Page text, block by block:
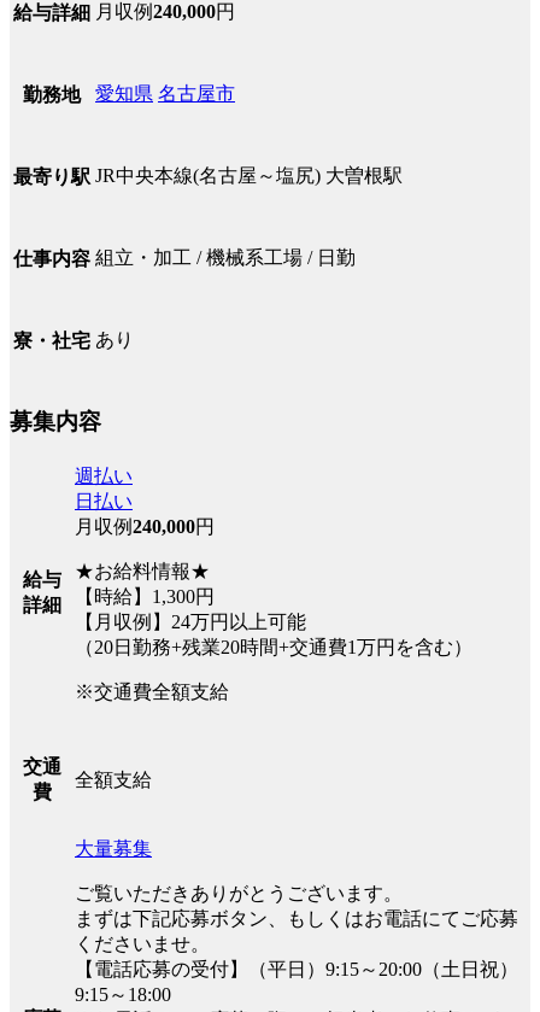
給与詳細 月収例240,000円
勤務地 愛知県 名古屋市
最寄り駅 JR中央本線(名古屋～塩尻) 大曽根駅
仕事内容 組立・加工 / 機械系工場 / 日勤
寮・社宅 あり
募集内容
給与
詳細
週払い
日払い
月収例240,000円
★お給料情報★
【時給】1,300円
【月収例】24万円以上可能
（20日勤務+残業20時間+交通費1万円を含む）
※交通費全額支給
交通
費
全額支給
大量募集
ご覧いただきありがとうございます。
まずは下記応募ボタン、もしくはお電話にてご応募
くださいませ。
【電話応募の受付】（平日）9:15～20:00（土日祝）
9:15～18:00